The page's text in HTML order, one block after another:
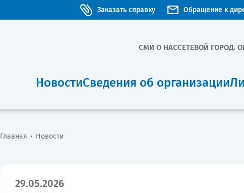
Заказать справку Обращение к
СМИ О НАССЕТЕВОЙ ГОРОД.
НовостиСведения об организации
Главная Новости
29.05.2026